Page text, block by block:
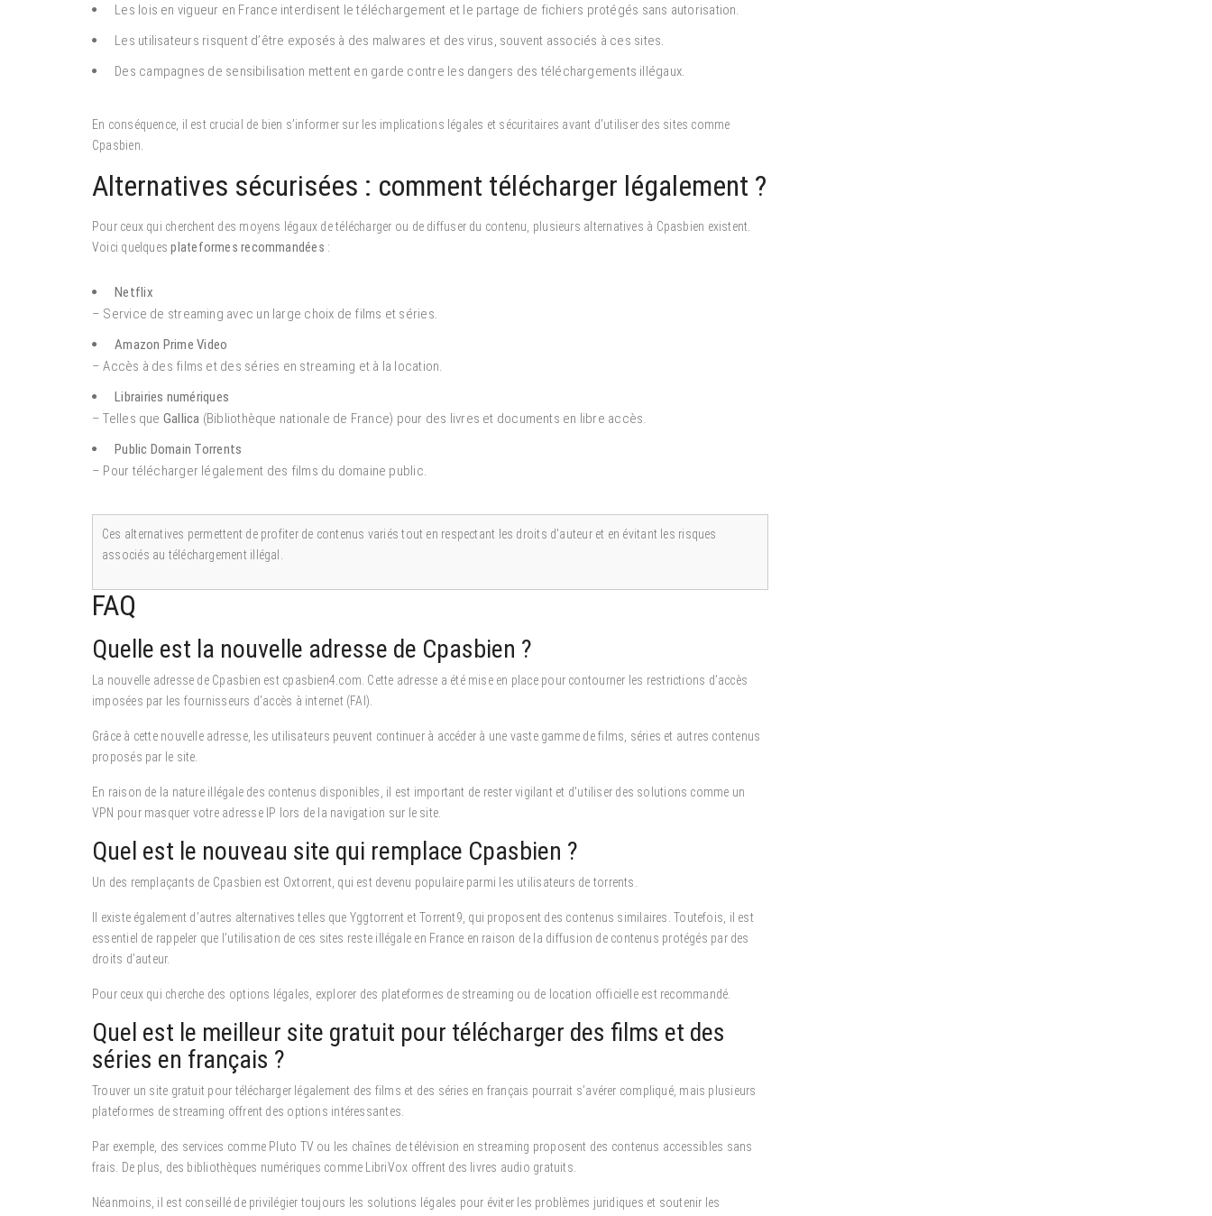
Les lois en vigueur en France interdisent le téléchargement et le partage de fichiers protégés sans autorisation.
Les utilisateurs risquent d’être exposés à des malwares et des virus, souvent associés à ces sites.
Des campagnes de sensibilisation mettent en garde contre les dangers des téléchargements illégaux.
En conséquence, il est crucial de bien s’informer sur les implications légales et sécuritaires avant d’utiliser des sites comme
Cpasbien.
Alternatives sécurisées : comment télécharger légalement ?
Pour ceux qui cherchent des moyens légaux de télécharger ou de diffuser du contenu, plusieurs alternatives à Cpasbien existent.
Voici quelquesplateformes recommandées :
Netflix
– Service de streaming avec un large choix de films et séries.
Amazon Prime Video
– Accès à des films et des séries en streaming et à la location.
Librairies numériques
– Telles que Gallica (Bibliothèque nationale de France) pour des livres et documents en libre accès.
Public Domain Torrents
– Pour télécharger légalement des films du domaine public.
Ces alternatives permettent de profiter de contenus variés tout en respectant les droits d’auteur et en évitant les risques
associés au téléchargement illégal.
FAQ
Quelle est la nouvelle adresse de Cpasbien ?
La nouvelle adresse de Cpasbien est cpasbien4.com. Cette adresse a été mise en place pour contourner les restrictions d’accès
imposées par les fournisseurs d’accès à internet (FAI).
Grâce à cette nouvelle adresse, les utilisateurs peuvent continuer à accéder à une vaste gamme de films, séries et autres contenus
proposés par le site.
En raison de la nature illégale des contenus disponibles, il est important de rester vigilant et d’utiliser des solutions comme un
VPN pour masquer votre adresse IP lors de la navigation sur le site.
Quel est le nouveau site qui remplace Cpasbien ?
Un des remplaçants de Cpasbien est Oxtorrent, qui est devenu populaire parmi les utilisateurs de torrents.
Il existe également d’autres alternatives telles que Yggtorrent et Torrent9, qui proposent des contenus similaires. Toutefois, il est
essentiel de rappeler que l’utilisation de ces sites reste illégale en France en raison de la diffusion de contenus protégés par des
droits d’auteur.
Pour ceux qui cherche des options légales, explorer des plateformes de streaming ou de location officielle est recommandé.
Quel est le meilleur site gratuit pour télécharger des films et des
séries en français ?
Trouver un site gratuit pour télécharger légalement des films et des séries en français pourrait s’avérer compliqué, mais plusieurs
plateformes de streaming offrent des options intéressantes.
Par exemple, des services comme Pluto TV ou les chaînes de télévision en streaming proposent des contenus accessibles sans
frais. De plus, des bibliothèques numériques comme LibriVox offrent des livres audio gratuits.
Néanmoins, il est conseillé de privilégier toujours les solutions légales pour éviter les problèmes juridiques et soutenir les